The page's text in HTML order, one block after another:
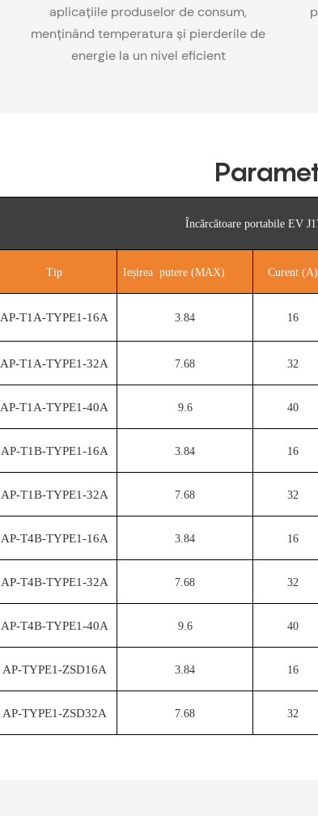
aplicațiile produselor de consum,
menținând temperatura și pierderile de
energie la un nivel eficient
Încărcătoare portabile EV
Tip Ieșirea putere (MAX) Curent (A)
AP-T1A-TYPE1-16A 3.84 16
AP-T1A-TYPE1-32A 7.68 32
AP-T1A-TYPE1-40A 9.6 40
AP-T1B-TYPE1-16A 3.84 16
AP-T1B-TYPE1-32A 7.68 32
AP-T4B-TYPE1-16A 3.84 16
AP-T4B-TYPE1-32A 7.68 32
AP-T4B-TYPE1-40A 9.6 40
AP-TYPE1-ZSD16A 3.84 16
AP-TYPE1-ZSD32A 7.68 32